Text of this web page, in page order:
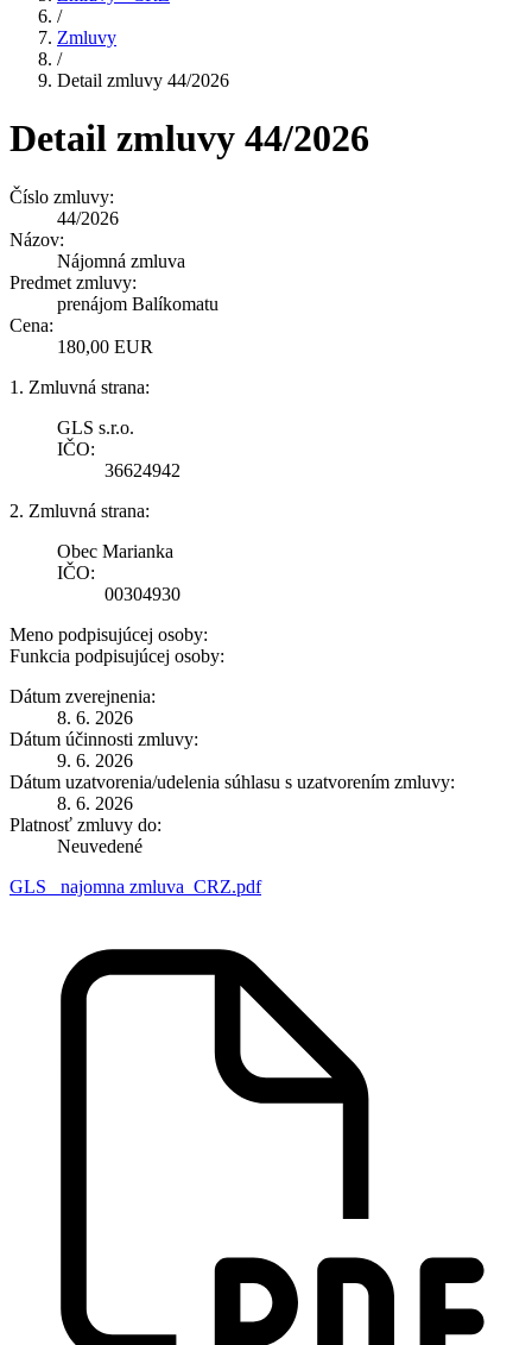
/
Zmluvy
/
Detail zmluvy 44/2026
Detail zmluvy 44/2026
Číslo zmluvy:
44/2026
Názov:
Nájomná zmluva
Predmet zmluvy:
prenájom Balíkomatu
Cena:
180,00 EUR
1. Zmluvná strana:
GLS s.r.o.
IČO:
36624942
2. Zmluvná strana:
Obec Marianka
IČO:
00304930
Meno podpisujúcej osoby:
Funkcia podpisujúcej osoby:
Dátum zverejnenia:
8. 6. 2026
Dátum účinnosti zmluvy:
9. 6. 2026
Dátum uzatvorenia/udelenia súhlasu s uzatvorením zmluvy:
8. 6. 2026
Platnosť zmluvy do:
Neuvedené
GLS_ najomna zmluva_CRZ.pdf